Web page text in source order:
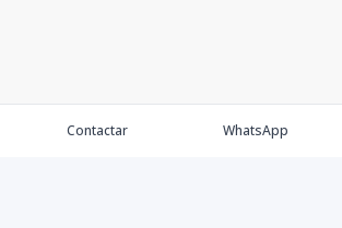
Contactar WhatsApp